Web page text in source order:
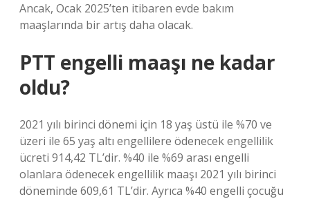
Ancak, Ocak 2025’ten itibaren evde bakım
maaşlarında bir artış daha olacak.
PTT engelli maaşı ne kadar
oldu?
2021 yılı birinci dönemi için 18 yaş üstü ile %70 ve
üzeri ile 65 yaş altı engellilere ödenecek engellilik
ücreti 914,42 TL’dir. %40 ile %69 arası engelli
olanlara ödenecek engellilik maaşı 2021 yılı birinci
döneminde 609,61 TL’dir. Ayrıca %40 engelli çocuğu